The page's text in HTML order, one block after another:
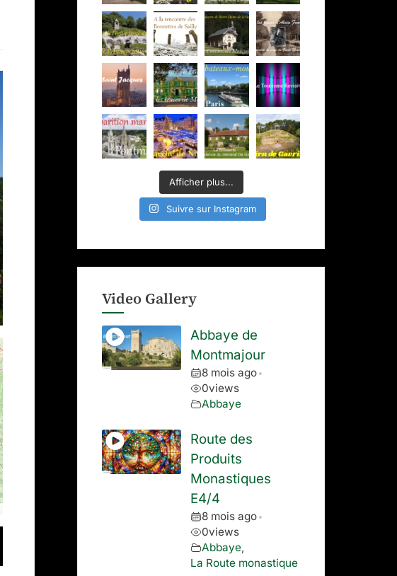
Afficher plus...
Suivre sur Instagram
Video Gallery
Abbaye de
Montmajour
8 mois ago •
0views
Abbaye
Route des
Produits
Monastiques
E4/4
8 mois ago •
0views
Abbaye,
La Route monastique